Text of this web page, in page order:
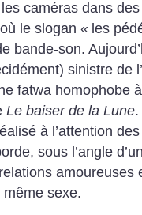
caméras dans
le slogan « les
bande-son.
sinistre de
fatwa homophobe
Le baiser de la Lune
à l’attention
sous l’angle
amoureuses
sexe.